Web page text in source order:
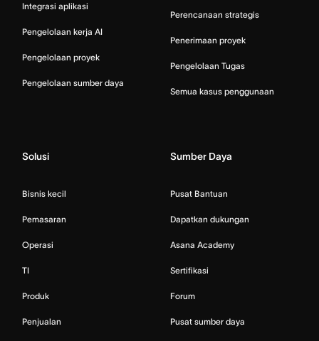
Integrasi aplikasi
Pengelolaan kerja AI
Pengelolaan proyek
Pengelolaan sumber daya
Perencanaan strategis
Penerimaan proyek
Pengelolaan Tugas
Semua kasus penggunaan
Solusi
Bisnis kecil
Pemasaran
Operasi
TI
Produk
Penjualan
Sumber Daya
Pusat Bantuan
Dapatkan dukungan
Asana Academy
Sertifikasi
Forum
Pusat sumber daya